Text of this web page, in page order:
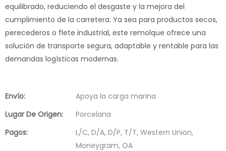
equilibrado, reduciendo el desgaste y la mejora del
cumplimiento de la carretera. Ya sea para productos secos,
perecederos o flete industrial, este remolque ofrece una
solución de transporte segura, adaptable y rentable para las
demandas logísticas modernas.
Envío:
Apoya la carga marina
Lugar De Origen:
Porcelana
Pagos:
L/C, D/A, D/P, T/T, Western Union,
Moneygram, OA